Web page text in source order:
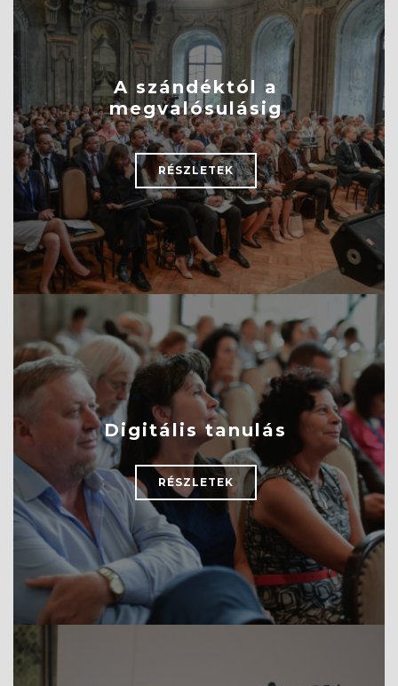
A szándéktól a
megvalósulásig
RÉSZLETEK
Digitális tanulás
RÉSZLETEK